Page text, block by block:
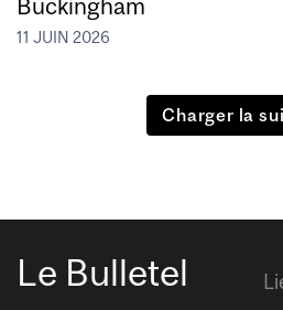
Buckingham
11 JUIN 2026
Charger la
Le Bulletel